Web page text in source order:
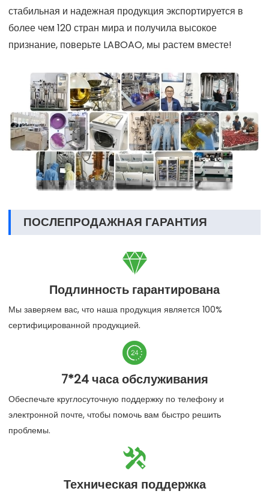
стабильная и надежная продукция экспортируется в
более чем 120 стран мира и получила высокое
признание, поверьте LABOAO, мы растем вместе!
ПОСЛЕПРОДАЖНАЯ ГАРАНТИЯ

Подлинность гарантирована
Мы заверяем вас, что наша продукция является 100%
сертифицированной продукцией.

7*24 часа обслуживания
Обеспечьте круглосуточную поддержку по телефону и
электронной почте, чтобы помочь вам быстро решить
проблемы.

Техническая поддержка